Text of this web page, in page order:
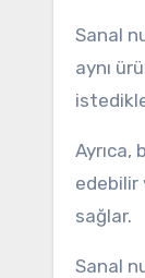
Sanal
aynı
Ayrıca,
edebilir
sağlar.
Sanal